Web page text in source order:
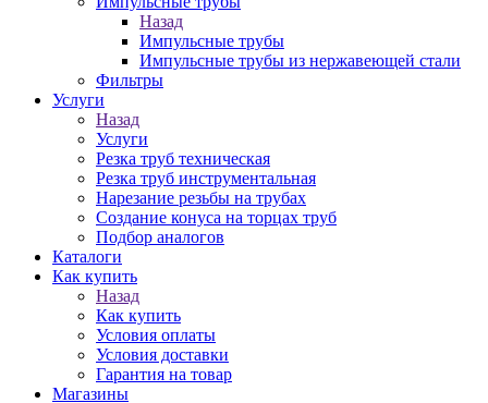
Назад
Импульсные трубы
Импульсные трубы из нержавеющей стали
Фильтры
Услуги
Назад
Услуги
Резка труб техническая
Резка труб инструментальная
Нарезание резьбы на трубах
Создание конуса на торцах труб
Подбор аналогов
Каталоги
Как купить
Назад
Как купить
Условия оплаты
Условия доставки
Гарантия на товар
Магазины